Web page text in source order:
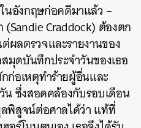
นอังกฤษก่อคดีมาแล้ว –
Craddock) ต้องตก
ผลตรวจและรายงานของ
มุดบันทึกประจำวันของเธอ
ก่อเหตุทำร้ายผู้อื่นและ
ซึ่งสอดคล้องกับรอบเดือน
พิสูจน์ต่อศาลได้ว่า แท้ที่